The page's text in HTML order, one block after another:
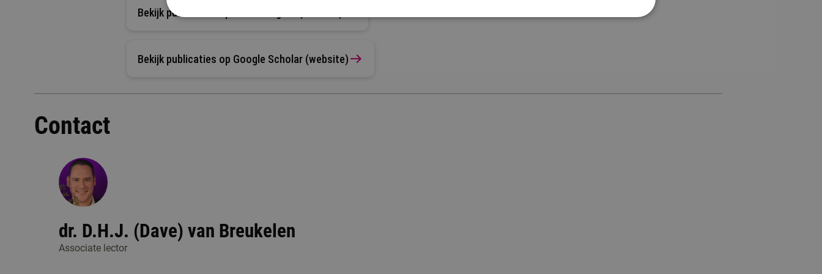
Bekijk publicaties op Researchgate (website)
Bekijk publicaties op Google Scholar (website)
Contact
dr. D.H.J. (Dave) van Breukelen
Associate lector